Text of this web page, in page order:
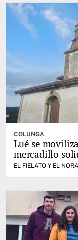
COLUNGA
Lué se
mercadillo
EL FIELATO Y EL NORA